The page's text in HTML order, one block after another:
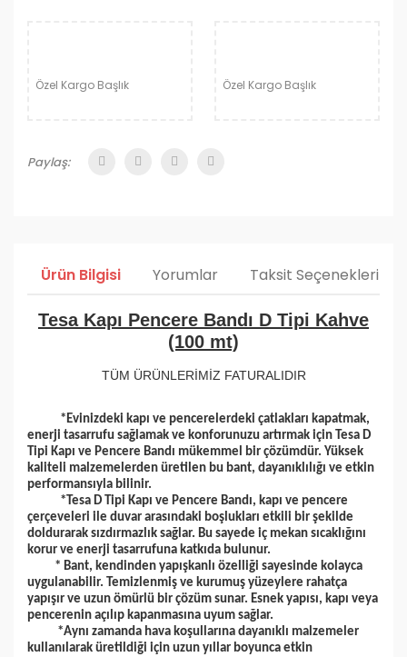
Özel Kargo Başlık Özel Kargo Başlık
Paylaş:
Ürün Bilgisi Yorumlar Taksit Seçenekleri
Tesa Kapı Pencere Bandı D Tipi Kahve
(100 mt)
TÜM ÜRÜNLERİMİZ FATURALIDIR
*Evinizdeki kapı ve pencerelerdeki çatlakları kapatmak,
enerji tasarrufu sağlamak ve konforunuzu artırmak için Tesa D
Tipi Kapı ve Pencere Bandı mükemmel bir çözümdür. Yüksek
kaliteli malzemelerden üretilen bu bant, dayanıklılığı ve etkin
performansıyla bilinir.
*Tesa D Tipi Kapı ve Pencere Bandı, kapı ve pencere
çerçeveleri ile duvar arasındaki boşlukları etkili bir şekilde
doldurarak sızdırmazlık sağlar. Bu sayede iç mekan sıcaklığını
korur ve enerji tasarrufuna katkıda bulunur.
* Bant, kendinden yapışkanlı özelliği sayesinde kolayca
uygulanabilir. Temizlenmiş ve kurumuş yüzeylere rahatça
yapışır ve uzun ömürlü bir çözüm sunar. Esnek yapısı, kapı veya
pencerenin açılıp kapanmasına uyum sağlar.
*Aynı zamanda hava koşullarına dayanıklı malzemeler
kullanılarak üretildiği için uzun yıllar boyunca etkin